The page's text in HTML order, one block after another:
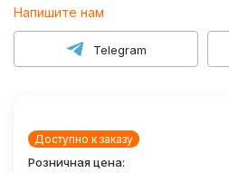
Напишите нам
Telegram
Доступно к заказу
Розничная цена: